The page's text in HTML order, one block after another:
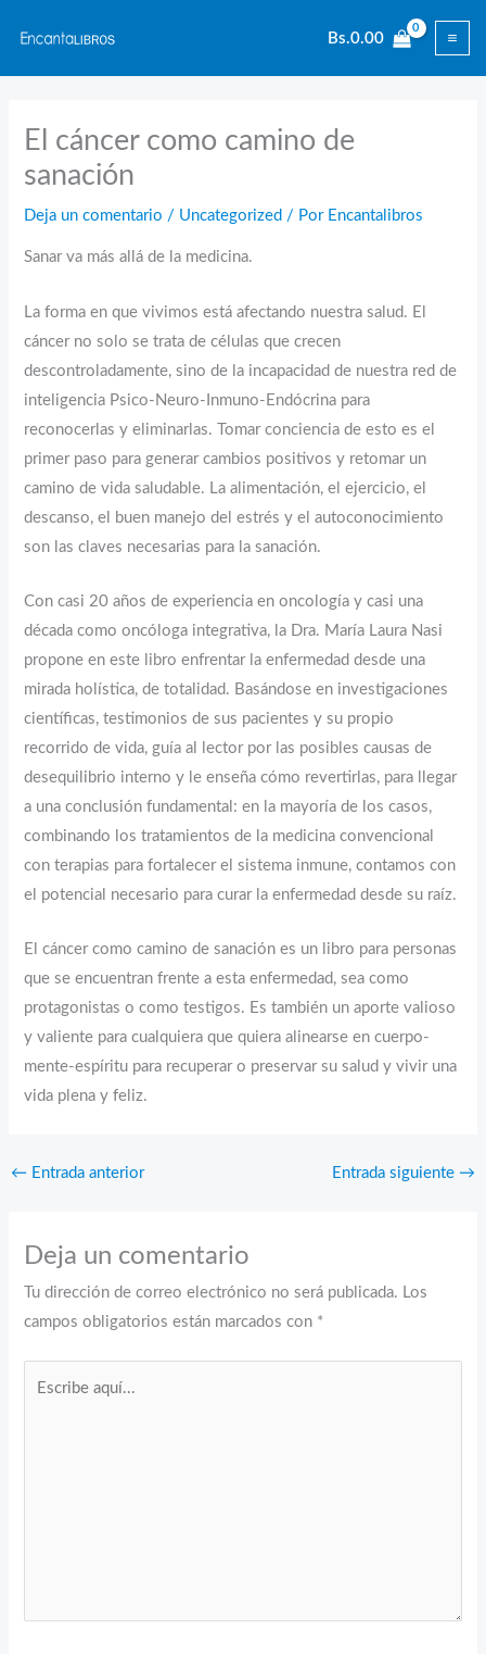
contenido
Bs.0.00
El cáncer como camino de
sanación
Deja un comentario / Uncategorized / Por Encantalibros
Sanar va más allá de la medicina.
La forma en que vivimos está afectando nuestra salud. El
cáncer no solo se trata de células que crecen
descontroladamente, sino de la incapacidad de nuestra red de
inteligencia Psico-Neuro-Inmuno-Endócrina para
reconocerlas y eliminarlas. Tomar conciencia de esto es el
primer paso para generar cambios positivos y retomar un
camino de vida saludable. La alimentación, el ejercicio, el
descanso, el buen manejo del estrés y el autoconocimiento
son las claves necesarias para la sanación.
Con casi 20 años de experiencia en oncología y casi una
década como oncóloga integrativa, la Dra. María Laura Nasi
propone en este libro enfrentar la enfermedad desde una
mirada holística, de totalidad. Basándose en investigaciones
científicas, testimonios de sus pacientes y su propio
recorrido de vida, guía al lector por las posibles causas de
desequilibrio interno y le enseña cómo revertirlas, para llegar
a una conclusión fundamental: en la mayoría de los casos,
combinando los tratamientos de la medicina convencional
con terapias para fortalecer el sistema inmune, contamos con
el potencial necesario para curar la enfermedad desde su raíz.
El cáncer como camino de sanación es un libro para personas
que se encuentran frente a esta enfermedad, sea como
protagonistas o como testigos. Es también un aporte valioso
y valiente para cualquiera que quiera alinearse en cuerpo-
mente-espíritu para recuperar o preservar su salud y vivir una
vida plena y feliz.
← Entrada anterior Entrada siguiente →
Deja un comentario
Tu dirección de correo electrónico no será publicada. Los
campos obligatorios están marcados con *